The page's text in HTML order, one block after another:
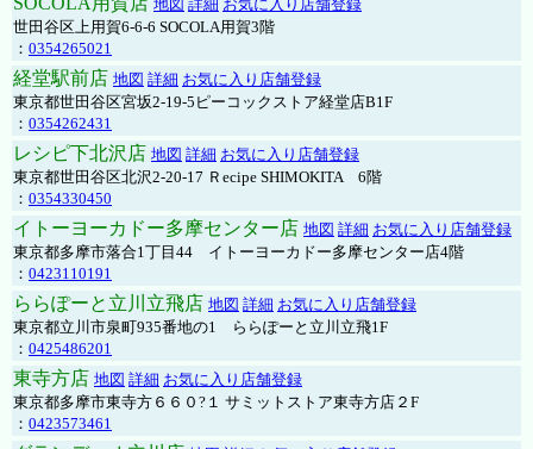
地図 詳細 お気に入り店舗登録
世田谷区上用賀6-6-6 SOCOLA用賀3階
： 0354265021
経堂駅前店 地図 詳細 お気に入り店舗登録
東京都世田谷区宮坂2-19-5ピーコックストア経堂店B1F
： 0354262431
レシピ下北沢店 地図 詳細 お気に入り店舗登録
東京都世田谷区北沢2-20-17 Ｒecipe SHIMOKITA 6階
： 0354330450
イトーヨーカドー多摩センター店 地図 詳細 お気に入り店舗登録
東京都多摩市落合1丁目44 イトーヨーカドー多摩センター店4階
： 0423110191
ららぽーと立川立飛店 地図 詳細 お気に入り店舗登録
東京都立川市泉町935番地の1 ららぽーと立川立飛1F
： 0425486201
東寺方店 地図 詳細 お気に入り店舗登録
東京都多摩市東寺方６６０?１ サミットストア東寺方店２F
： 0423573461